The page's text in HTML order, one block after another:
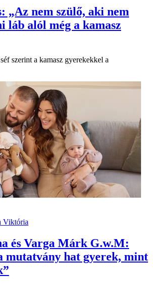
„Az nem szülő, aki nem
láb alól még a kamasz
szerint a kamasz gyerekekkel a
Viktória
és Varga Márk G.w.M:
mutatvány hat gyerek, mint